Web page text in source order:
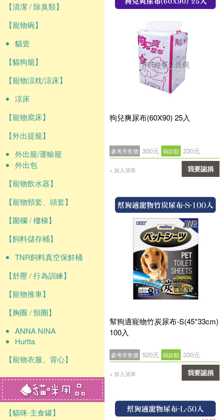
【清潔 / 除臭類】
【寵物碗】
貓壹
【貓狗籠】
【寵物涼枕/涼床】
涼床
【寵物窩床】
【外出提籠】
外出籠/運輸籠
外出包
【寵物飲水器】
【寵物頸套、頭套】
【圍欄 / 樓梯】
【飼料儲存桶】
TNR飼料真空保鮮桶
【舒壓 / 行為訓練】
【寵物推車】
【胸圈 / 頸圈】
ANNA NINA
Hurtta
【寵物衣服、背心】
【貓咪-主食罐】
狗兒爽尿布(60X90) 25入
參考市售價 300元 捐款額 230元
+ 加入清單 我要認捐
幫狗適寵物竹炭尿布-S(45*33cm)
100入
參考市售價 520元 捐款額 330元
+ 加入清單 我要認捐